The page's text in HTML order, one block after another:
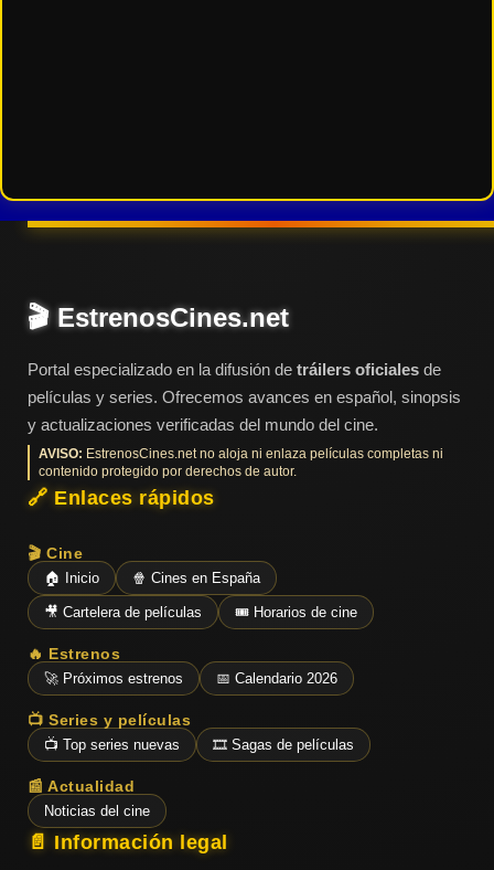
🎬 EstrenosCines.net
Portal especializado en la difusión de tráilers oficiales de
películas y series. Ofrecemos avances en español, sinopsis
y actualizaciones verificadas del mundo del cine.
AVISO: EstrenosCines.net no aloja ni enlaza películas completas ni
contenido protegido por derechos de autor.
🔗 Enlaces rápidos
🎬 Cine
🏠 Inicio 🍿 Cines en España
🎥 Cartelera de películas 🎟️ Horarios de cine
🔥 Estrenos
🚀 Próximos estrenos 📅 Calendario 2026
📺 Series y películas
📺 Top series nuevas 🎞️ Sagas de películas
📰 Actualidad
Noticias del cine
📄 Información legal